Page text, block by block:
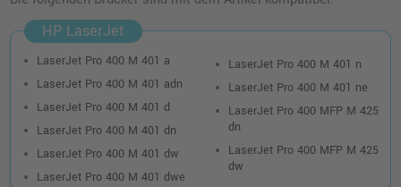
HP LaserJet
LaserJet Pro 400 M 401 a
LaserJet Pro 400 M 401 adn
LaserJet Pro 400 M 401 d
LaserJet Pro 400 M 401 dn
LaserJet Pro 400 M 401 dw
LaserJet Pro 400 M 401 dwe
LaserJet Pro 400 M 401 n
LaserJet Pro 400 M 401 ne
LaserJet Pro 400 MFP M 425
dn
LaserJet Pro 400 MFP M 425
dw